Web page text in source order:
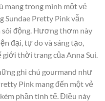
mang trong mình một vẻ
Sundae Pretty Pink vẫn
động. Hương thơm này
đại, tự do và sáng tạo,
thời trang của Anna Sui.
ghi chú gourmand như
Pink mang đến một vẻ
phần tinh tế. Điều này